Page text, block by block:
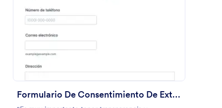
Formulario De Consentimiento De Extensión De Pestañas